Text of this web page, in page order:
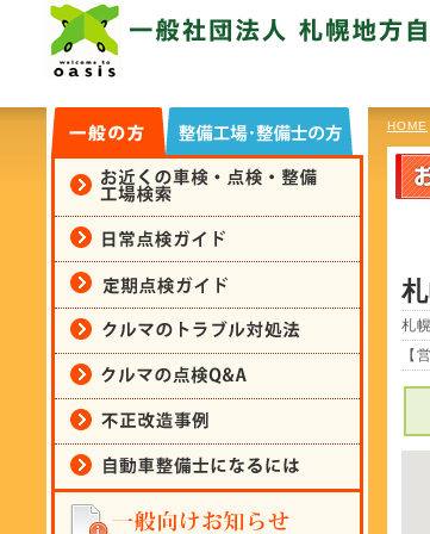
HOME
札
【